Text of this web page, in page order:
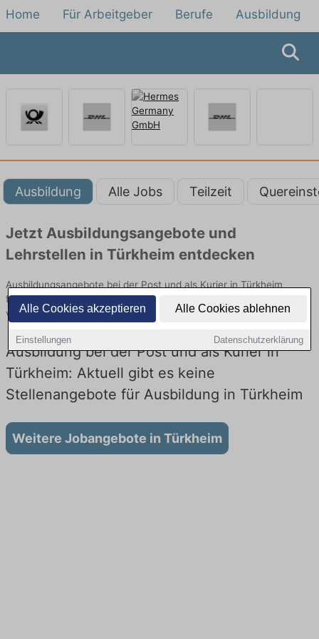
Alle Cookies akzeptieren Alle Cookies ablehnen
Einstellungen Datenschutzerklärung
Home Für Arbeitgeber Berufe Ausbildung
Ausbildung Alle Jobs Teilzeit
Jetzt Ausbildungsangebote und
Lehrstellen in Türkheim entdecken
Ausbildungsangebote bei der Post und als Kurier in Türkheim
finden Sie von namhaften Firmen. Entdecken Sie freie Optionen
von Top-Arbeitgebern und bewerben Sie sich noch heute.
Ausbildung bei der Post und als Kurier in
Türkheim: Aktuell gibt es keine
Stellenangebote für Ausbildung in Türkheim
Weitere Jobangebote in Türkheim